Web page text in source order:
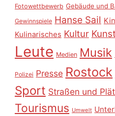
Fotowettbewerb Gebäude und
Gewinnspiele Hanse Sail
Kulinarisches Kultur Kunst
Leute Medien Musik
Polizei Presse Rostock
Sport Straßen und
Tourismus Umwelt